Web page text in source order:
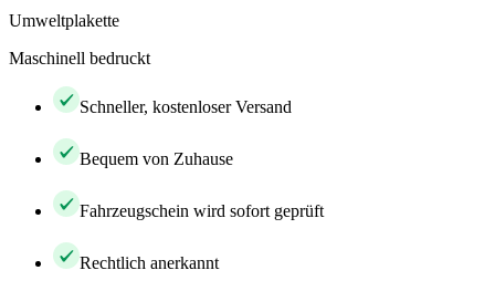
Umweltplakette
Maschinell bedruckt
Schneller, kostenloser Versand
Bequem von Zuhause
Fahrzeugschein wird sofort geprüft
Rechtlich anerkannt